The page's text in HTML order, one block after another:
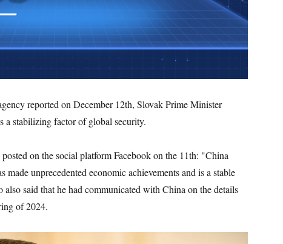
reported on December 12th, Slovak Prime Minister
a stabilizing factor of global security.
on the social platform Facebook on the 11th: "China
made unprecedented economic achievements and is a stable
said that he had communicated with China on the details
of 2024.